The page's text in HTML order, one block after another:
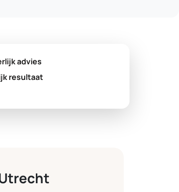
advies
resultaat